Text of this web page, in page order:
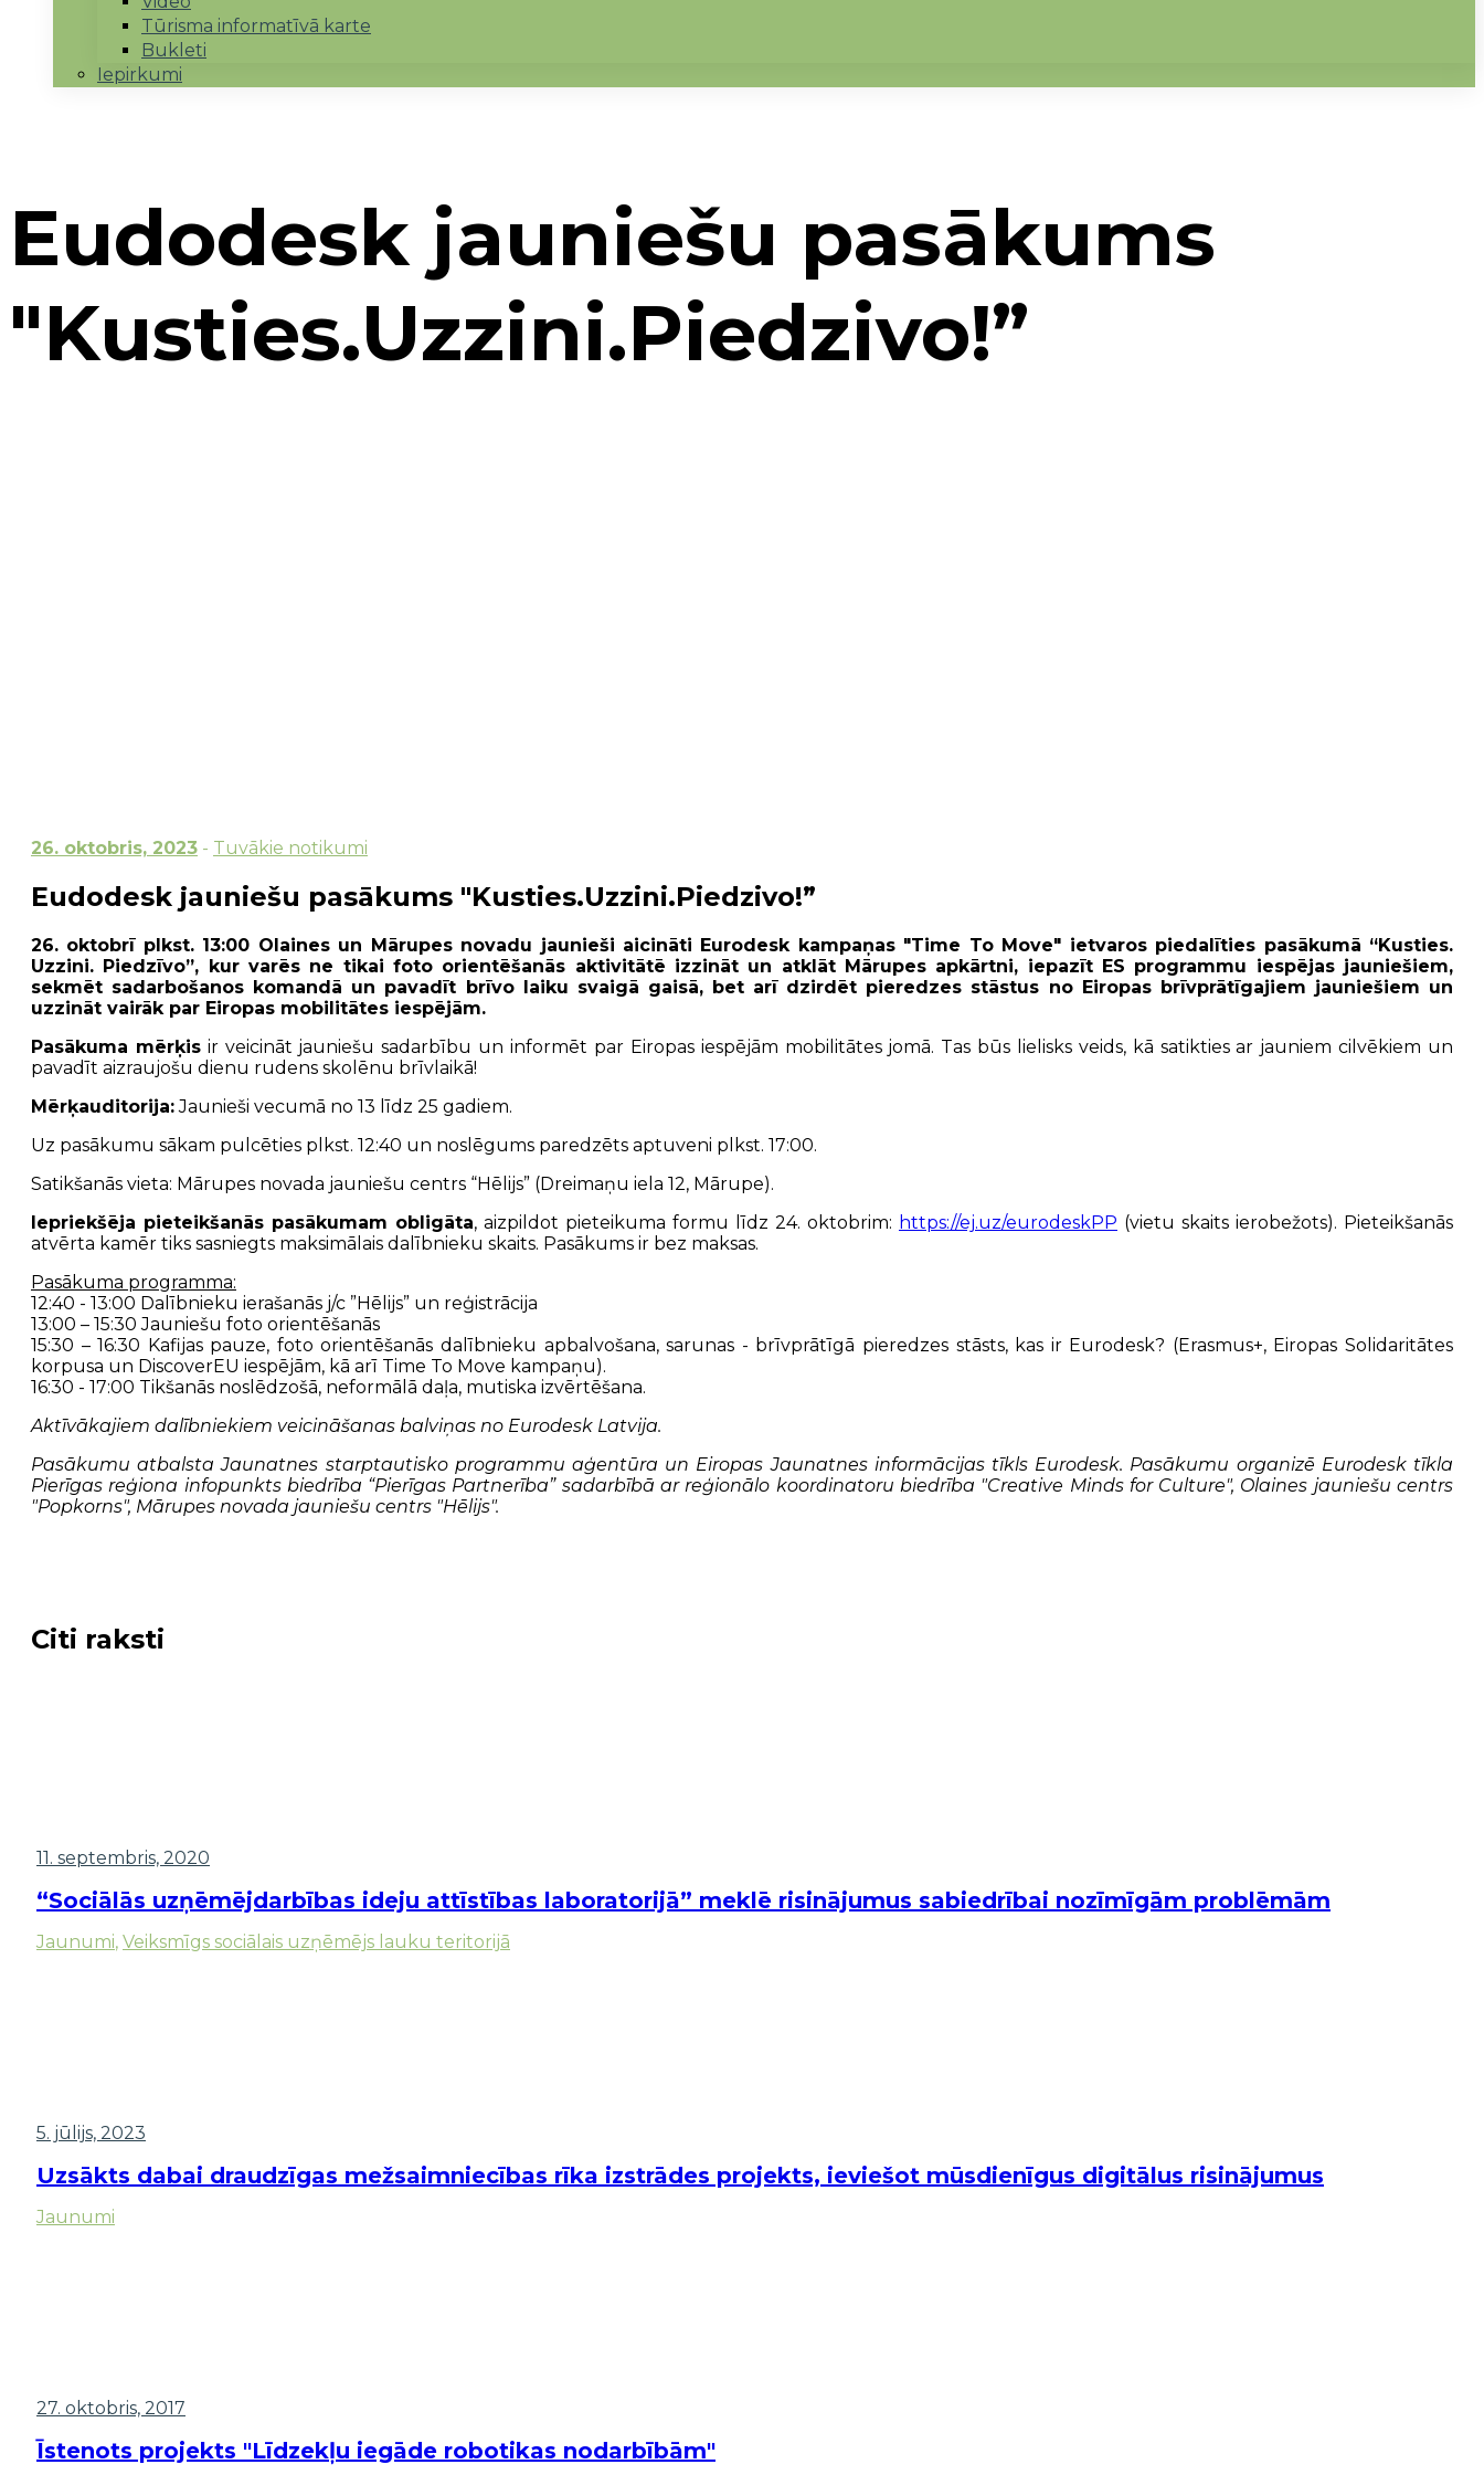
Tūrisma informatīvā karte
Bukleti
Iepirkumi
Eudodesk jauniešu pasākums
"Kusties.Uzzini.Piedzivo!”
26. oktobris, 2023 - Tuvākie notikumi
Eudodesk jauniešu pasākums "Kusties.Uzzini.Piedzivo!”
26. oktobrī plkst. 13:00 Olaines un Mārupes novadu jaunieši aicināti Eurodesk kampaņas "Time To Move" ietvaros piedalīties pasākumā “Kusties.
Uzzini. Piedzīvo”, kur varēs ne tikai foto orientēšanās aktivitātē izzināt un atklāt Mārupes apkārtni, iepazīt ES programmu iespējas jauniešiem,
sekmēt sadarbošanos komandā un pavadīt brīvo laiku svaigā gaisā, bet arī dzirdēt pieredzes stāstus no Eiropas brīvprātīgajiem jauniešiem un
uzzināt vairāk par Eiropas mobilitātes iespējām.
Pasākuma mērķisir veicināt jauniešu sadarbību un informēt par Eiropas iespējām mobilitātes jomā. Tas būs lielisks veids, kā satikties ar jauniem cilvēkiem un
pavadīt aizraujošu dienu rudens skolēnu brīvlaikā!
Mērķauditorija:Jaunieši vecumā no 13 līdz 25 gadiem.
Uz pasākumu sākam pulcēties plkst. 12:40 un noslēgums paredzēts aptuveni plkst. 17:00.
Satikšanās vieta: Mārupes novada jauniešu centrs “Hēlijs” (Dreimaņu iela 12, Mārupe).
Iepriekšēja pieteikšanās pasākumam obligāta, aizpildot pieteikuma formu līdz 24. oktobrim: https://ej.uz/eurodeskPP (vietu skaits ierobežots). Pieteikšanās
atvērta kamēr tiks sasniegts maksimālais dalībnieku skaits. Pasākums ir bez maksas.
Pasākuma programma:
12:40 - 13:00 Dalībnieku ierašanās j/c ”Hēlijs” un reģistrācija
13:00 – 15:30 Jauniešu foto orientēšanās
15:30 – 16:30 Kafijas pauze, foto orientēšanās dalībnieku apbalvošana, sarunas - brīvprātīgā pieredzes stāsts, kas ir Eurodesk? (Erasmus+, Eiropas Solidaritātes
korpusa un DiscoverEU iespējām, kā arī Time To Move kampaņu).
16:30 - 17:00 Tikšanās noslēdzošā, neformālā daļa, mutiska izvērtēšana.
Aktīvākajiem dalībniekiem veicināšanas balviņas no Eurodesk Latvija.
Pasākumu atbalsta Jaunatnes starptautisko programmu aģentūra un Eiropas Jaunatnes informācijas tīkls Eurodesk. Pasākumu organizē Eurodesk tīkla
Pierīgas reģiona infopunkts biedrība “Pierīgas Partnerība” sadarbībā ar reģionālo koordinatoru biedrība "Creative Minds for Culture", Olaines jauniešu centrs
"Popkorns", Mārupes novada jauniešu centrs "Hēlijs".
Citi raksti
11. septembris, 2020
“Sociālās uzņēmējdarbības ideju attīstības laboratorijā” meklē risinājumus sabiedrībai nozīmīgām problēmām
Jaunumi, Veiksmīgs sociālais uzņēmējs lauku teritorijā
5. jūlijs, 2023
Uzsākts dabai draudzīgas mežsaimniecības rīka izstrādes projekts, ieviešot mūsdienīgus digitālus risinājumus
Jaunumi
27. oktobris, 2017
Īstenots projekts "Līdzekļu iegāde robotikas nodarbībām"